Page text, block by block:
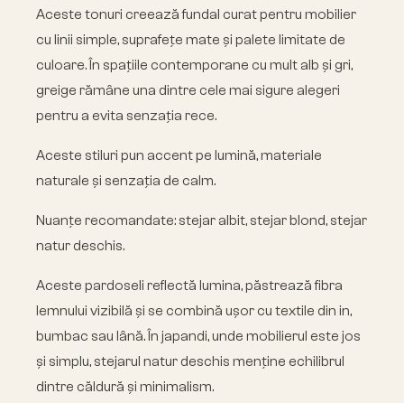
Aceste tonuri creează fundal curat pentru mobilier
cu linii simple, suprafețe mate și palete limitate de
culoare. În spațiile contemporane cu mult alb și gri,
greige rămâne una dintre cele mai sigure alegeri
pentru a evita senzația rece.
Aceste stiluri pun accent pe lumină, materiale
naturale și senzația de calm.
Nuanțe recomandate: stejar albit, stejar blond, stejar
natur deschis.
Aceste pardoseli reflectă lumina, păstrează fibra
lemnului vizibilă și se combină ușor cu textile din in,
bumbac sau lână. În japandi, unde mobilierul este jos
și simplu, stejarul natur deschis menține echilibrul
dintre căldură și minimalism.